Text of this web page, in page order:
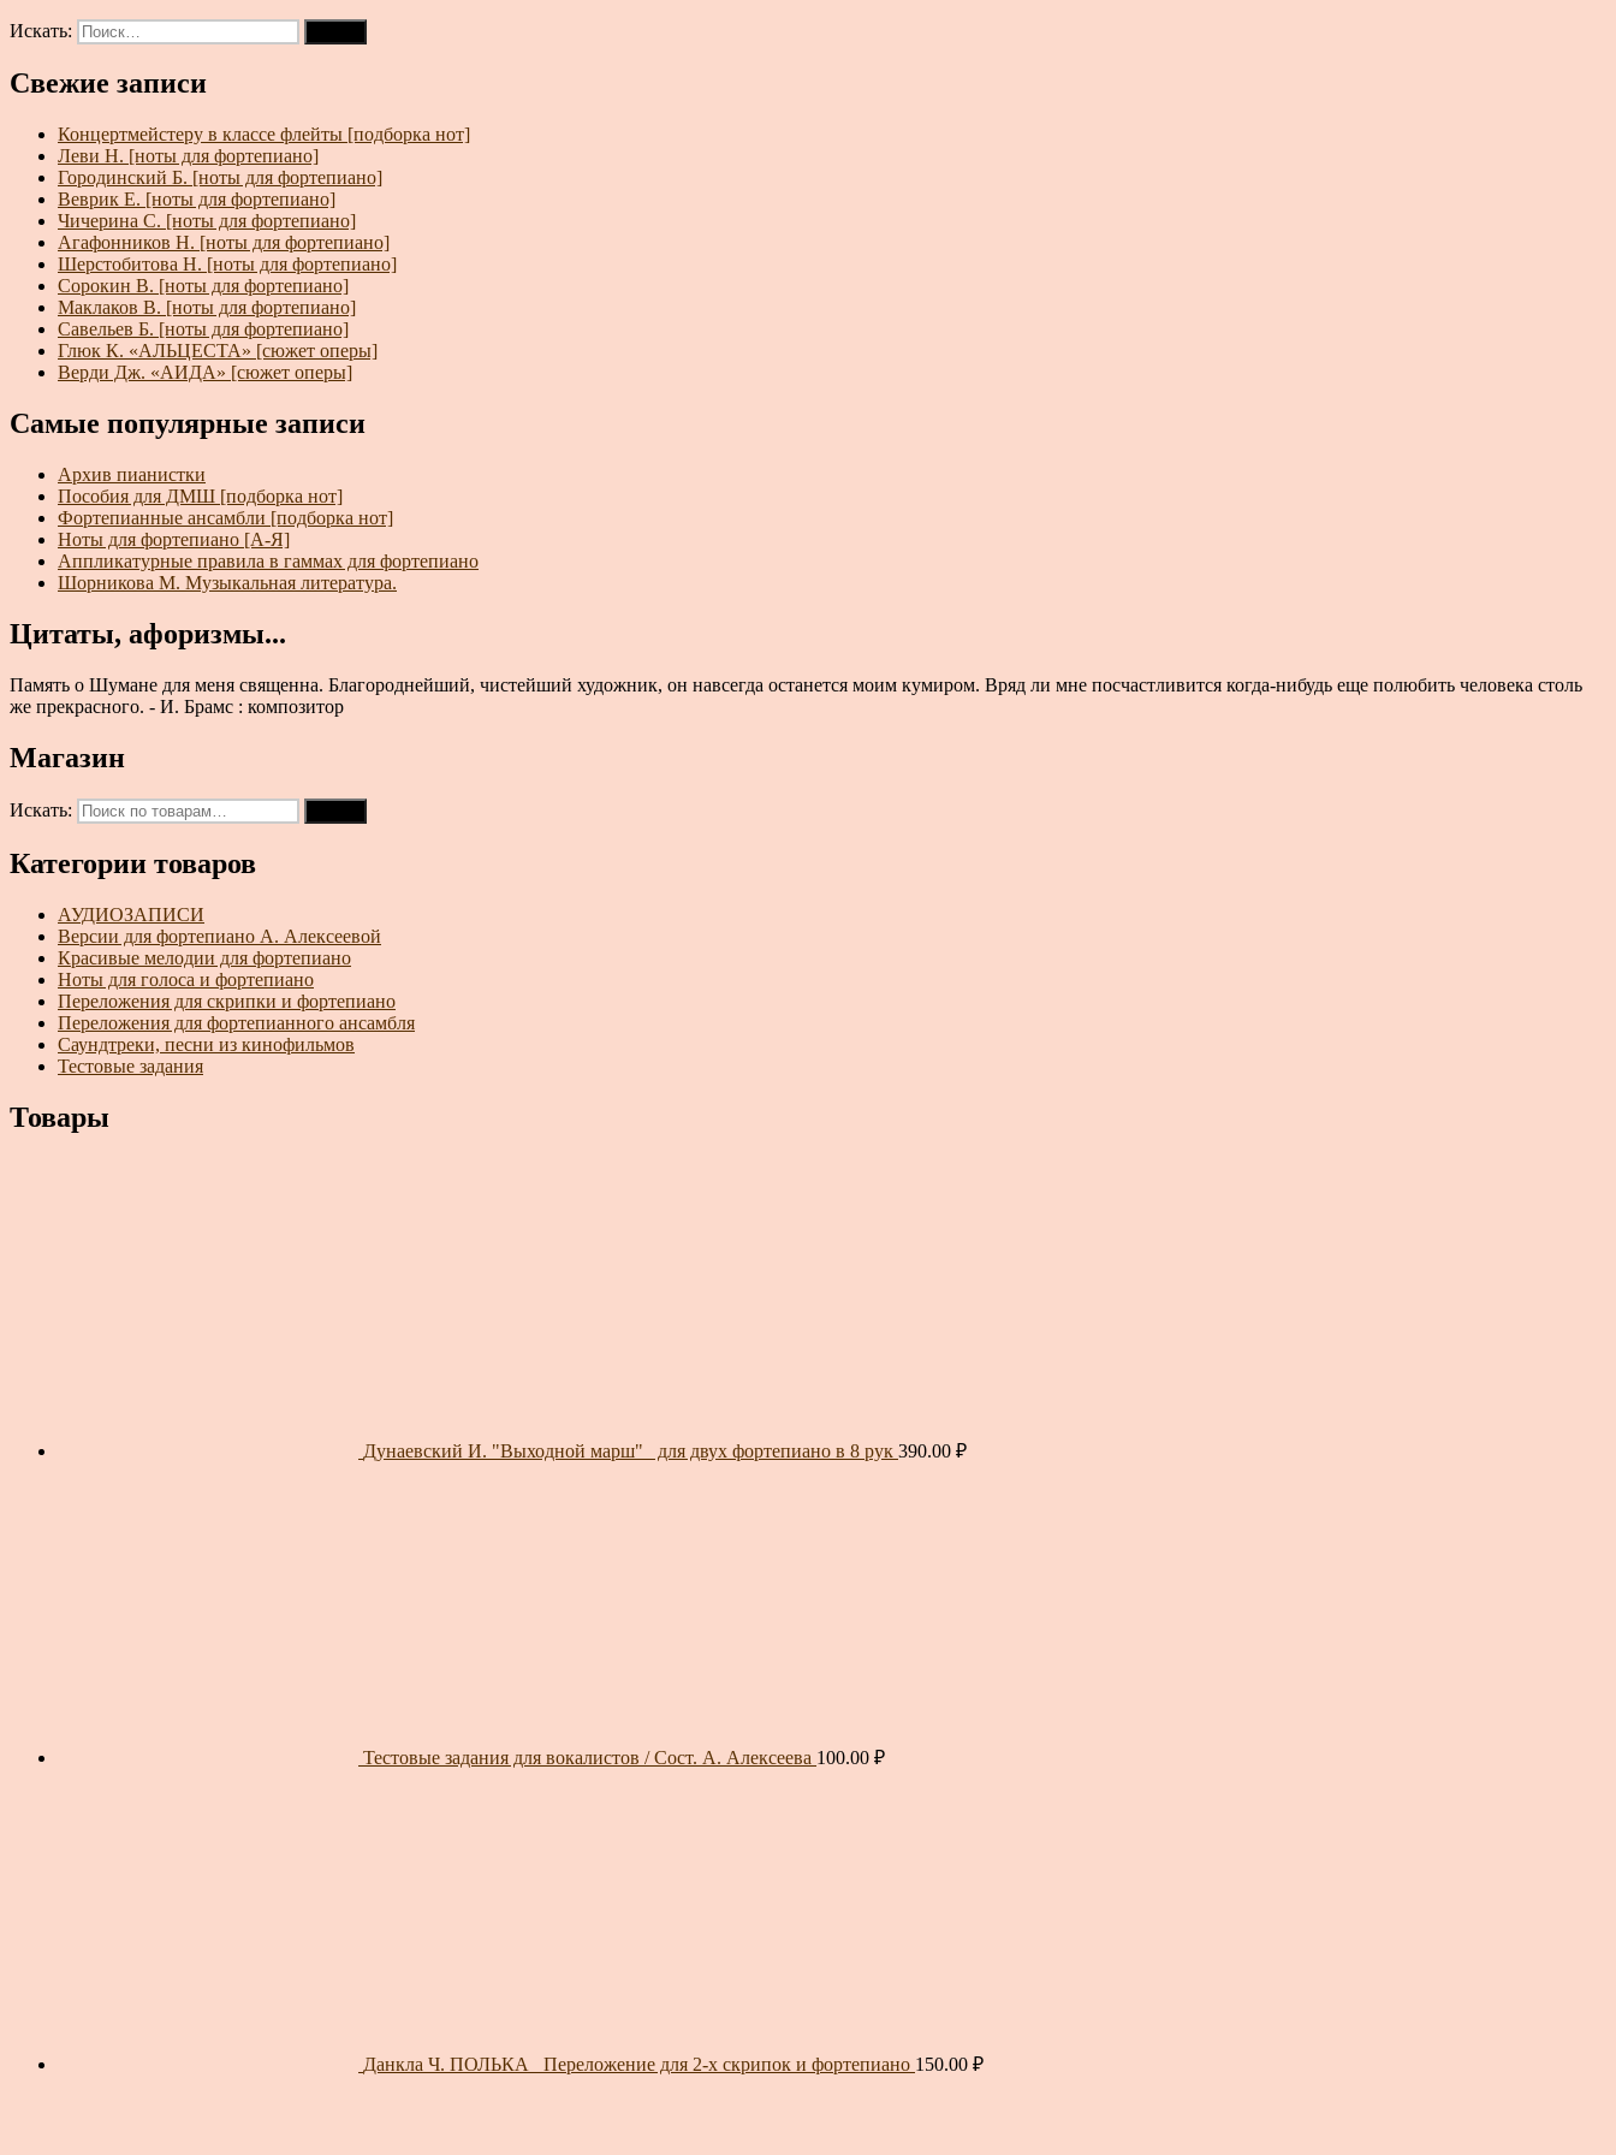
Искать:
Свежие записи
Концертмейстеру в классе флейты [подборка нот]
Леви Н. [ноты для фортепиано]
Городинский Б. [ноты для фортепиано]
Веврик Е. [ноты для фортепиано]
Чичерина С. [ноты для фортепиано]
Агафонников Н. [ноты для фортепиано]
Шерстобитова Н. [ноты для фортепиано]
Сорокин В. [ноты для фортепиано]
Маклаков В. [ноты для фортепиано]
Савельев Б. [ноты для фортепиано]
Глюк К. «АЛЬЦЕСТА» [сюжет оперы]
Верди Дж. «АИДА» [сюжет оперы]
Самые популярные записи
Архив пианистки
Пособия для ДМШ [подборка нот]
Фортепианные ансамбли [подборка нот]
Ноты для фортепиано [А-Я]
Аппликатурные правила в гаммах для фортепиано
Шорникова М. Музыкальная литература.
Цитаты, афоризмы...
Память о Шумане для меня священна. Благороднейший, чистейший художник, он навсегда останется моим кумиром. Вряд ли мне посчастливится когда-нибудь еще полюбить человека столь
же прекрасного. - И. Брамс : композитор
Магазин
Искать:
Категории товаров
АУДИОЗАПИСИ
Версии для фортепиано А. Алексеевой
Красивые мелодии для фортепиано
Ноты для голоса и фортепиано
Переложения для скрипки и фортепиано
Переложения для фортепианного ансамбля
Саундтреки, песни из кинофильмов
Тестовые задания
Товары
Дунаевский И. "Выходной марш"_ для двух фортепиано в 8 рук 390.00 ₽
Тестовые задания для вокалистов / Сост. А. Алексеева 100.00 ₽
Данкла Ч. ПОЛЬКА_ Переложение для 2-х скрипок и фортепиано 150.00 ₽